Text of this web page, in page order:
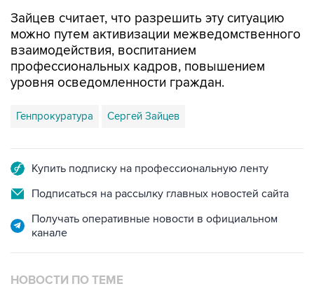
Зайцев считает, что разрешить эту ситуацию
можно путем активизации межведомственного
взаимодействия, воспитанием
профессиональных кадров, повышением
уровня осведомленности граждан.
Генпрокуратура Сергей Зайцев
Купить подписку на профессиональную ленту
Подписаться на рассылку главных новостей сайта
Получать оперативные новости в официальном
канале
НОВОСТИ ПО ТЕМЕ